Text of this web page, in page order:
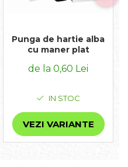
Punga de hartie alba
cu maner plat
de la 0,60 Lei
IN STOC
VEZI VARIANTE